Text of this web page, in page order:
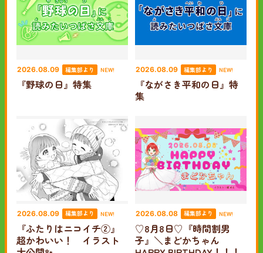
2026.08.09 編集部より NEW!
『野球の日』特集
2026.08.09 編集部より NEW!
『ながさき平和の日』特
集
2026.08.09 編集部より NEW!
『ふたりはニコイチ②』
超かわいい！ イラスト
2026.08.08 編集部より NEW!
♡8月8日♡『時間割男
子』＼まどかちゃん